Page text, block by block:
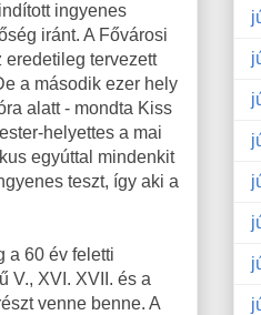
ingyenes
iránt. A Fővárosi
eredetileg tervezett
a második ezer hely
alatt - mondta Kiss
helyettes a mai
egyúttal mindenkit
teszt, így aki a
a 60 év feletti
V., XVI. XVII. és a
venne benne. A